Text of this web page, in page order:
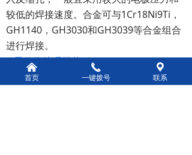
较低的焊接速度。合金可与1Cr18Ni9Ti，
GH1140，GH3030和GH3039等合金组合
进行焊接。
2.零件热处理工艺
零件中间热处理温度为1140℃±10℃，保
낀
首页
끅
一键拨号
끇
联系